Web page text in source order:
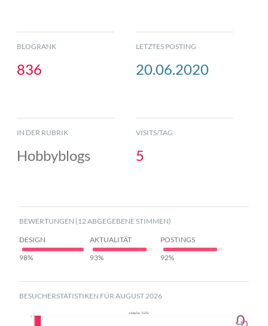
BLOGRANK
836
LETZTES POSTING
20.06.2020
IN DER RUBRIK
Hobbyblogs
VISITS/TAG
5
BEWERTUNGEN (12 ABGEGEBENE STIMMEN)
DESIGN
98%
AKTUALITÄT
93%
POSTINGS
92%
BESUCHERSTATISTIKEN FÜR AUGUST 2026